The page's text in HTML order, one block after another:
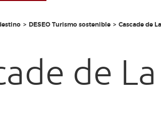
DESEO Turismo sostenible Cascade de
de